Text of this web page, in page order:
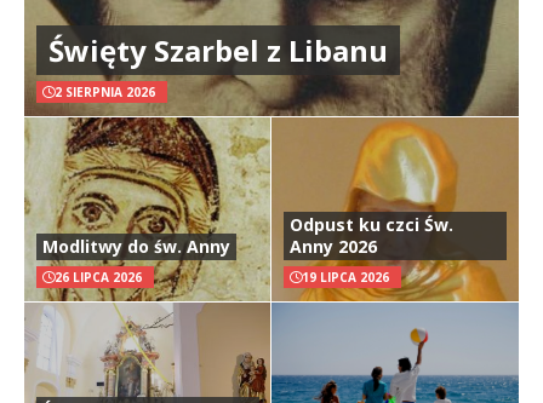
Święty Szarbel z Libanu
2 SIERPNIA 2026
Modlitwy do św. Anny
26 LIPCA 2026
Odpust ku czci Św.
Anny 2026
19 LIPCA 2026